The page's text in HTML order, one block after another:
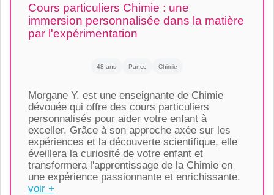
Cours particuliers Chimie : une
immersion personnalisée dans la matière
par l'expérimentation
48 ans Pance Chimie
Morgane Y. est une enseignante de Chimie
dévouée qui offre des cours particuliers
personnalisés pour aider votre enfant à
exceller. Grâce à son approche axée sur les
expériences et la découverte scientifique, elle
éveillera la curiosité de votre enfant et
transformera l'apprentissage de la Chimie en
une expérience passionnante et enrichissante.
voir +